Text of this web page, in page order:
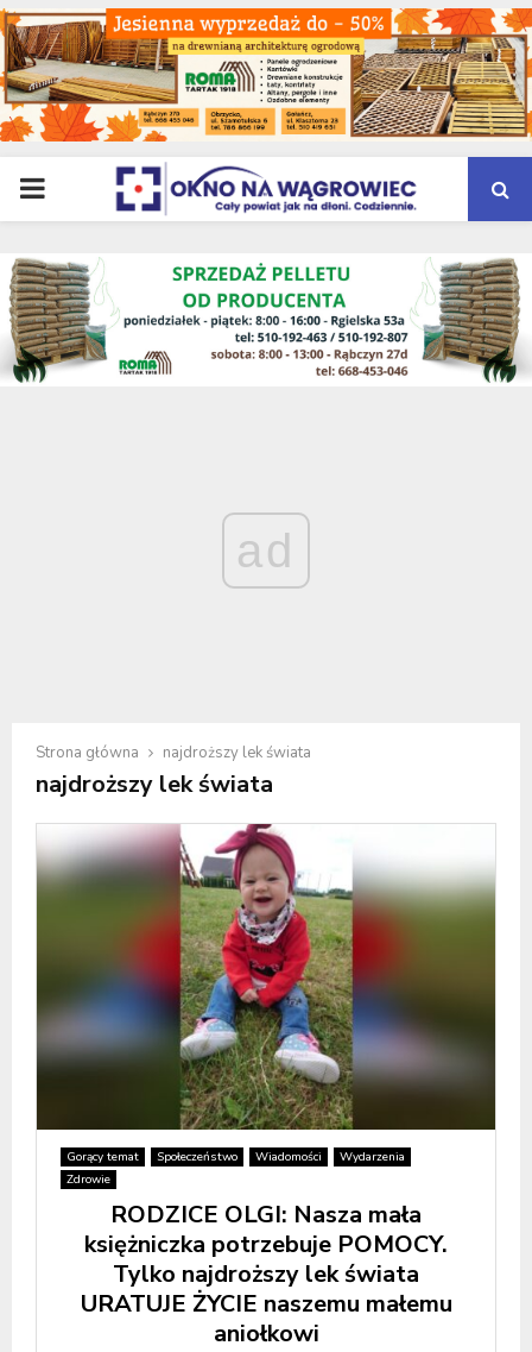
PRIMARY
MENU
ad
Strona główna najdroższy lek świata
najdroższy lek świata
Gorący temat Społeczeństwo Wiadomości
Wydarzenia
Zdrowie
RODZICE OLGI: Nasza mała
księżniczka potrzebuje POMOCY.
Tylko najdroższy lek świata
URATUJE ŻYCIE naszemu małemu
aniołkowi